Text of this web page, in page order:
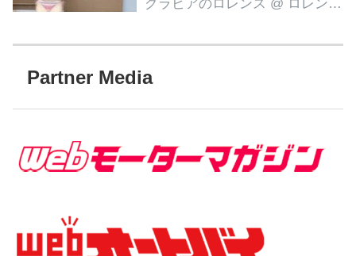
グラビアのロレンス @ ロレンス編集部
Partner Media